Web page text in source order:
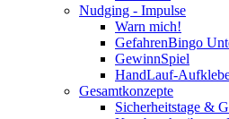
Nudging - Impulse
Warn mich!
GefahrenBingo
GewinnSpiel
HandLauf-
Gesamtkonzepte
Sicherheitstage &